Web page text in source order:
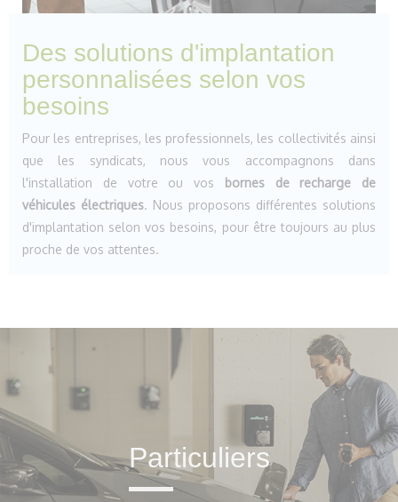
Des solutions d'implantation
personnalisées selon vos
besoins
Pour les entreprises, les professionnels, les collectivités ainsi
que les syndicats, nous vous accompagnons dans
l'installation de votre ou vos bornes de recharge de
véhicules électriques. Nous proposons différentes solutions
d'implantation selon vos besoins, pour être toujours au plus
proche de vos attentes.
Particuliers